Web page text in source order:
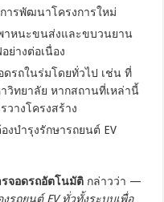
ารพัฒนาโครงการใหม่
าหนะขนส่งและขบวนยาน
ย่างต่อเนื่อง
รถในร่มโดยทั่วไป เช่น ที่
วิทยาลัย หากสถานที่เหล่านี้
วางโครงสร้าง
บำรุงรักษารถยนต์ EV
จอดรถอัตโนมัติ กล่าวว่า —
รถยนต์ EV ทั่วทั้งระบบเพื่อ